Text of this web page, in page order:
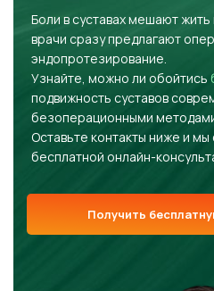
Боли в суставах мешают
врачи сразу предлагают
эндопротезирование.
Узнайте, можно ли обойтись
подвижность суставов
безоперационными
Оставьте контакты ниже и
бесплатной онлайн-
Получить